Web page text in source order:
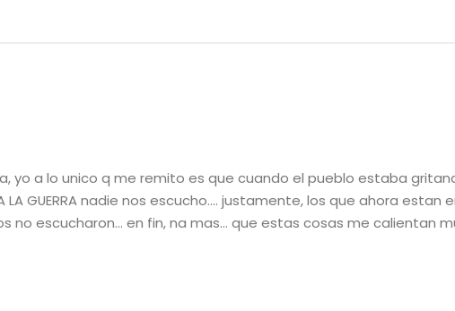
yo a lo unico q me remito es que cuando el pueblo estaba
GUERRA nadie nos escucho…. justamente, los que ahora estan
no escucharon… en fin, na mas… que estas cosas me calientan